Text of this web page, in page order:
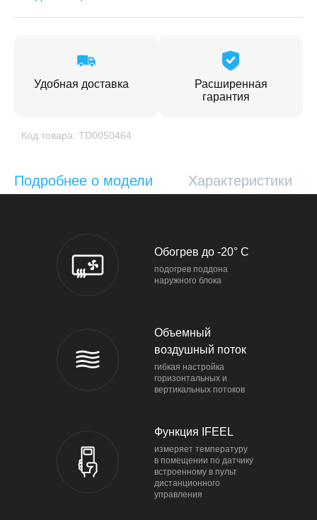
Удобная доставка
Расширенная
гарантия
Код товара: TD0050464
Подробнее о модели Характеристики
Обогрев до -20° C
подогрев поддона
наружного блока
Объемный
воздушный поток
гибкая настройка
горизонтальных и
вертикальных потоков
Функция IFEEL
измеряет температуру
в помещении по датчику
встроенному в пульт
дистанционного
управления